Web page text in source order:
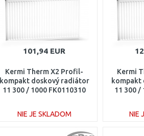
101,94 EUR
Kermi Therm X2 Profil-
kompakt doskový radiátor
11 300 / 1000 FK0110310
NIE JE SKLADOM
Kermi
kompakt
11 300 /
NIE